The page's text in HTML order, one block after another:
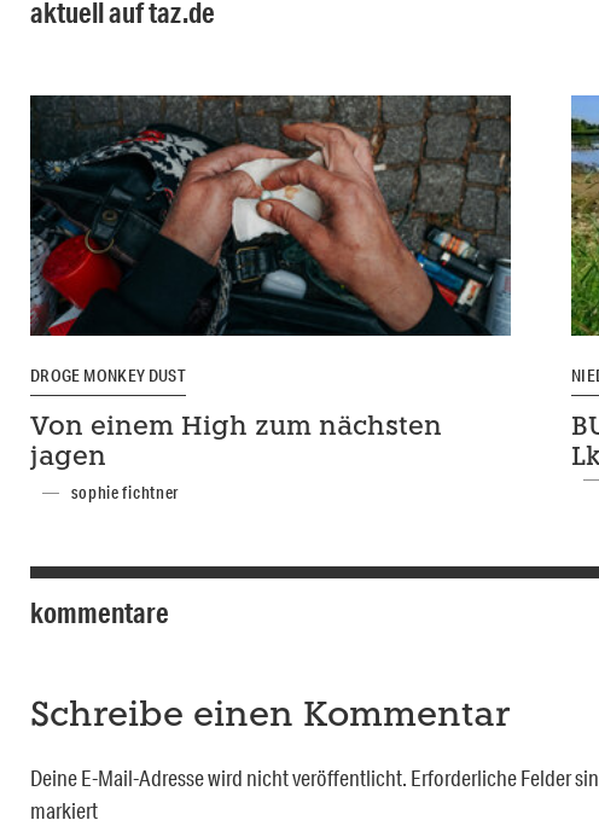
aktuell auf taz.de
DROGE MONKEY DUST
Von einem High zum nächsten
jagen
sophie fichtner
kommentare
Schreibe einen Kommentar
Deine E-Mail-Adresse wird nicht veröffentlicht. Erforderliche Felder
markiert